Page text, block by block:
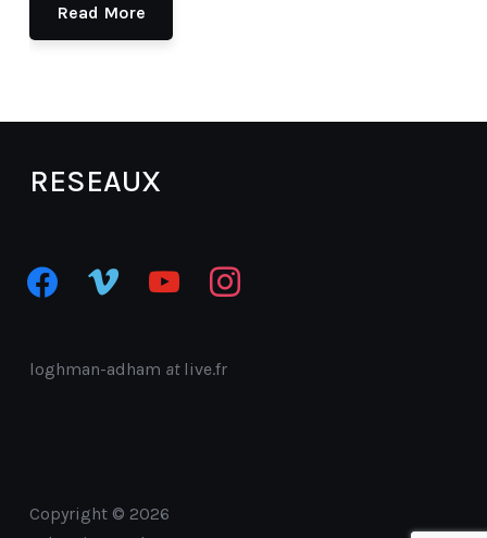
Read More
RESEAUX
facebookvimeo youtube instagram
loghman-adham atlive.fr
Copyright © 2026